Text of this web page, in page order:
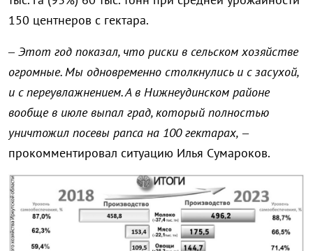
150 центнеров с гектара.
– Этот год показал, что риски в сельском хозяйстве
огромные. Мы одновременно столкнулись и с засухой,
и с переувлажнением. А в Нижнеудинском районе
вообще в июле выпал град, который полностью
уничтожил посевы рапса на 100 гектарах, –
прокомментировал ситуацию Илья Сумароков.